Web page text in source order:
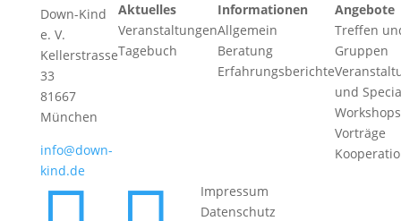
Down-Kind
e. V.
Kellerstrasse
33
81667
München
info@down-
kind.de
Aktuelles
Veranstaltungen
Tagebuch
Informationen
Allgemein
Beratung
Erfahrungsberichte
Angebote
Treffen
Gruppen
und
Vorträge
Impressum
Datenschutz